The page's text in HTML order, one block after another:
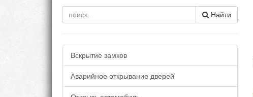
Найти
Вскрытие замков
Аварийное открывание дверей